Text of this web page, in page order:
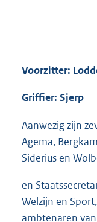
Voorzitter:
Griffier: Sjerp
Aanwezig zijn
Agema,
Siderius en
en
Welzijn en
ambtenaren